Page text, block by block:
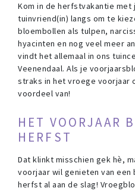
Kom in de herfstvakantie
tuinvriend(in) langs om te
bloembollen als tulpen,
hyacinten en nog veel meer
vindt het allemaal in ons
Veenendaal. Als je
straks in het vroege voorjaar
voordeel van!
HET VOORJAAR
HERFST
Dat klinkt misschien gek hè,
voorjaar wil genieten van
herfst al aan de slag!